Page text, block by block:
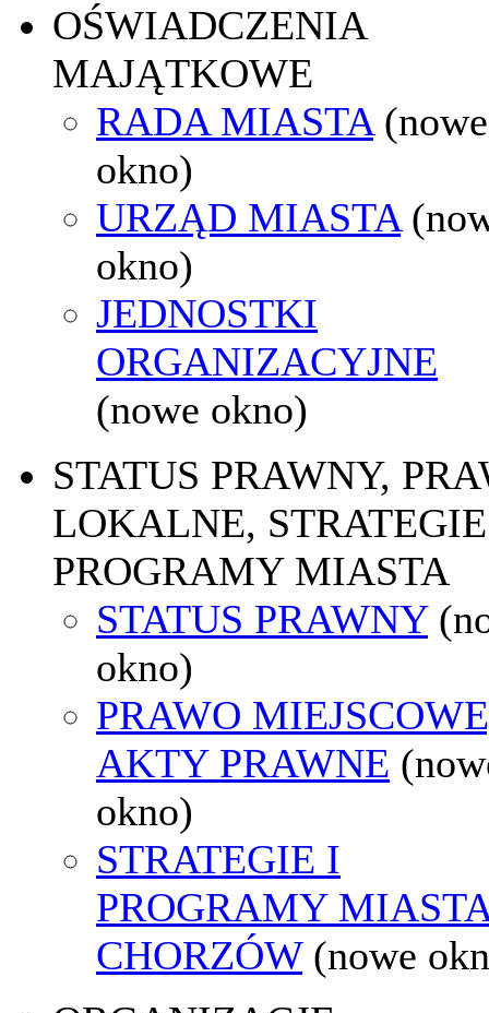
OŚWIADCZENIA
MAJĄTKOWE
RADA MIASTA (nowe
okno)
URZĄD MIASTA
okno)
JEDNOSTKI
ORGANIZACYJNE
(nowe okno)
STATUS PRAWNY,
LOKALNE,
PROGRAMY MIASTA
STATUS PRAWNY
okno)
PRAWO
AKTY PRAWNE
okno)
STRATEGIE I
PROGRAMY
CHORZÓW (nowe